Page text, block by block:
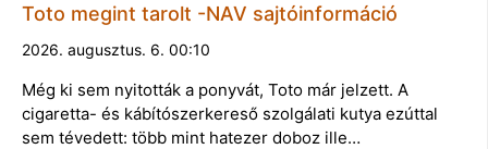
Toto megint tarolt -NAV sajtóinformáció
2026. augusztus. 6. 00:10
Még ki sem nyitották a ponyvát, Toto már jelzett. A
cigaretta- és kábítószerkereső szolgálati kutya ezúttal
sem tévedett: több mint hatezer doboz ille…